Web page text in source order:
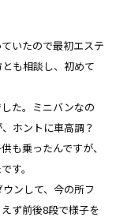
いたので最初エステ
も相談し、初めて
た。ミニバンなの
ホントに車高調？
も乗ったんですが、
す。
ンして、今の所フ
ず前後8段で様子を